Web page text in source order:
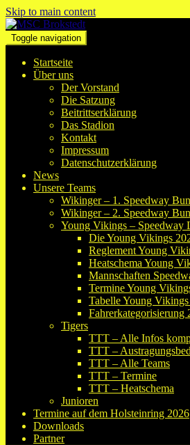
Skip to main content
Toggle navigation
Startseite
Über uns
Der Vorstand
Die Satzung
Beitrittserklärung
Das Stadion
Kontakt
Impressum
Datenschutzerklärung
News
Unsere Teams
Wikinger – 1. Speedway
Wikinger – 2. Speedway
Young Vikings – Speedway
Die Young Vikings
Reglement Young
Heatschema Young
Mannschaften
Termine Young
Tabelle Young
Fahrerkategorisierung
Tigers
TTT – Alle Infos
TTT –
TTT – Alle Teams
TTT – Termine
TTT – Heatschema
Junioren
Termine auf dem Holsteinring 2026
Downloads
Partner